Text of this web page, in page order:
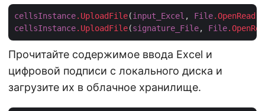
cellsInstance.UploadFile(input_Excel , File.OpenRead
cellsInstance.UploadFile(signature_File, File
Прочитайте содержимое ввода Excel и
цифровой подписи с локального диска и
загрузите их в облачное хранилище.